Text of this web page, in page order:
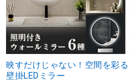
映すだけじゃない！空間を彩る
壁掛LEDミラー